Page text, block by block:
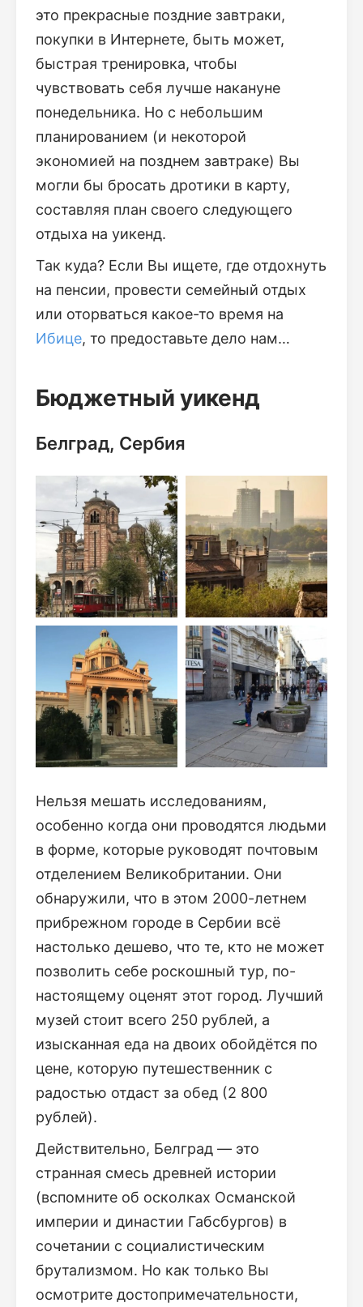
это прекрасные поздние завтраки,
покупки в Интернете, быть может,
быстрая тренировка, чтобы
чувствовать себя лучше накануне
понедельника. Но с небольшим
планированием (и некоторой
экономией на позднем завтраке) Вы
могли бы бросать дротики в карту,
составляя план своего следующего
отдыха на уикенд.
Так куда? Если Вы ищете, где отдохнуть
на пенсии, провести семейный отдых
или оторваться какое-то время на
Ибице, то предоставьте дело нам…
Бюджетный уикенд
Белград, Сербия
Нельзя мешать исследованиям,
особенно когда они проводятся людьми
в форме, которые руководят почтовым
отделением Великобритании. Они
обнаружили, что в этом 2000-летнем
прибрежном городе в Сербии всё
настолько дешево, что те, кто не может
позволить себе роскошный тур, по-
настоящему оценят этот город. Лучший
музей стоит всего 250 рублей, а
изысканная еда на двоих обойдётся по
цене, которую путешественник с
радостью отдаст за обед (2 800
рублей).
Действительно, Белград — это
странная смесь древней истории
(вспомните об осколках Османской
империи и династии Габсбургов) в
сочетании с социалистическим
брутализмом. Но как только Вы
осмотрите достопримечательности,